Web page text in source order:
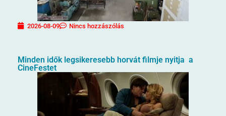
2026-08-09 Nincs hozzászólás
Minden idők legsikeresebb horvát filmje nyitja a
CineFestet